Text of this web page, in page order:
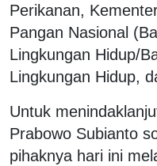
Perikanan,
Pangan Nasional
Lingkungan Hidup/
Lingkungan Hidup,
Untuk
Prabowo Subianto
pihaknya hari ini